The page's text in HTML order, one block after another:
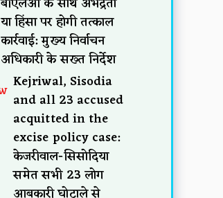
या हिंसा पर होगी तत्काल
कार्रवाई: मुख्य निर्वाचन
अधिकारी के सख्त निर्देश
Kejriwal, Sisodia
and all 23 accused
acquitted in the
excise policy case:
केजरीवाल-सिसोदिया
समेत सभी 23 लोग
आबकारी घोटाले से